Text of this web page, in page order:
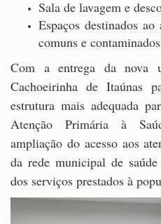
Sala de lavagem e
Espaços destinados
comuns e
Com a entrega da nova
Cachoeirinha de Itaúnas
estrutura mais adequada
Atenção Primária à
ampliação do acesso aos
da rede municipal de
dos serviços prestados à